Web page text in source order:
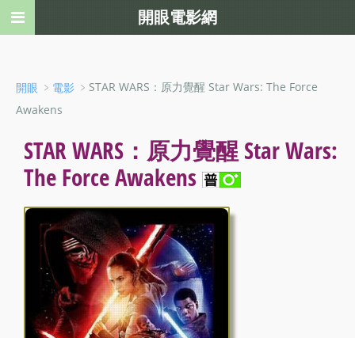
開眼 ﹥ 電影 ﹥STAR WARS：原力覺醒 Star Wars: The Force
Awakens
STAR WARS：原力覺醒 Star Wars:
The Force Awakens
開眼電影網